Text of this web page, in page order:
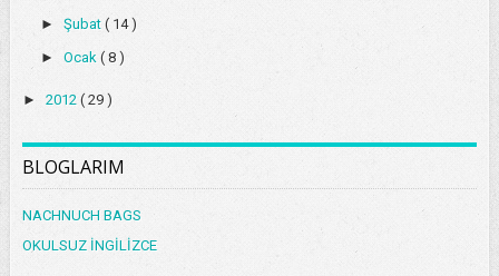
► Şubat ( 14 )
► Ocak ( 8 )
► 2012 ( 29 )
BLOGLARIM
NACHNUCH BAGS
OKULSUZ İNGİLİZCE